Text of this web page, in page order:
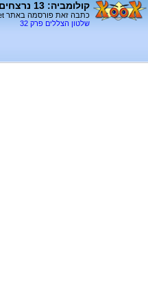
קולומביה: 13 נרצחים ו-17 פצועים בפיגוע במערב המדינה
כתבה זאת פורסמה באתר ynet בתאריך 26-4-26 בשעה 07:27,
שלטון הצללים פרק 32